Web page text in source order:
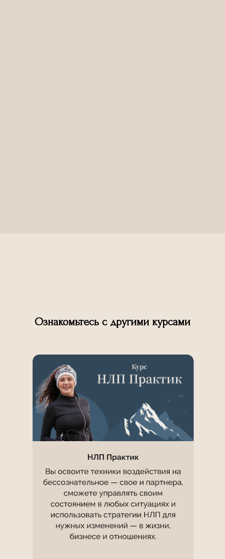
Ознакомьтесь с другими курсами